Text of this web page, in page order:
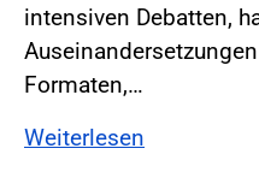
intensiven Debatten,
Formaten,…
Weiterlesen